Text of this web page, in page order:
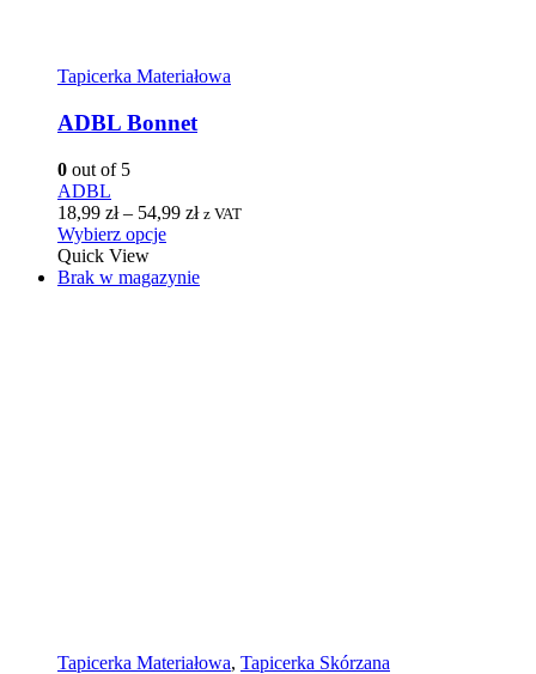
Tapicerka Materiałowa
ADBL Bonnet
0 out of 5
ADBL
18,99 zł– 54,99 zł z VAT
Wybierz opcje
Quick View
Brak w magazynie
Tapicerka Materiałowa, Tapicerka Skórzana